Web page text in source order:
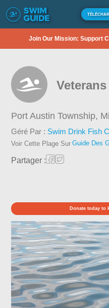
Join Our Mission: Support
Port Austin Township,
Géré Par : Swim Drink Fish
Voir Cette Plage Sur Guide Des
Partager :
Donate today to